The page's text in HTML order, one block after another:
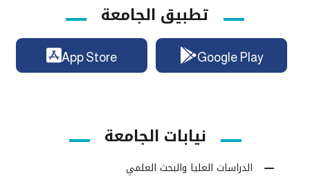
تطبيق الجامعة
Google Play
App Store
نيابات الجامعة
الدراسات العليا والبحث العلمي